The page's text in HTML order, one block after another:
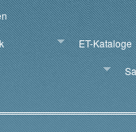
ET-Kataloge